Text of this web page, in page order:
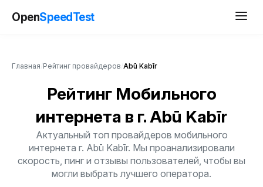
OpenSpeedTest
Главная Рейтинг провайдеров Abū Kabīr
Рейтинг Мобильного
интернета в г. Abū Kabīr
Актуальный топ провайдеров мобильного
интернета г. Abū Kabīr. Мы проанализировали
скорость, пинг и отзывы пользователей, чтобы вы
могли выбрать лучшего оператора.